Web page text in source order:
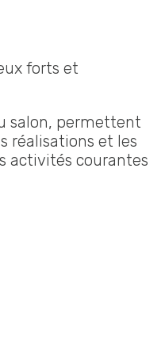
forts et
salon, permettent
réalisations et les
activités courantes